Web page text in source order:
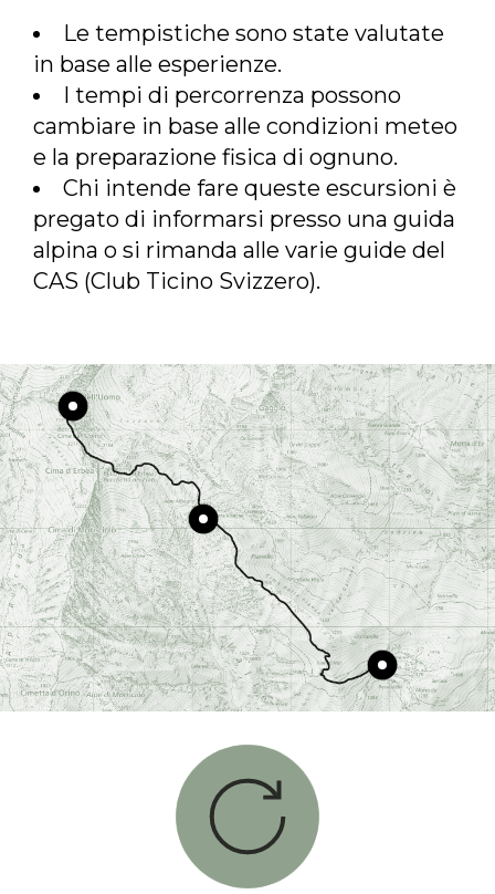
Le tempistiche sono state valutate
in base alle esperienze.
I tempi di percorrenza possono
cambiare in base alle condizioni meteo
e la preparazione fisica di ognuno.
Chi intende fare queste escursioni è
pregato di informarsi presso una guida
alpina o si rimanda alle varie guide del
CAS (Club Ticino Svizzero).